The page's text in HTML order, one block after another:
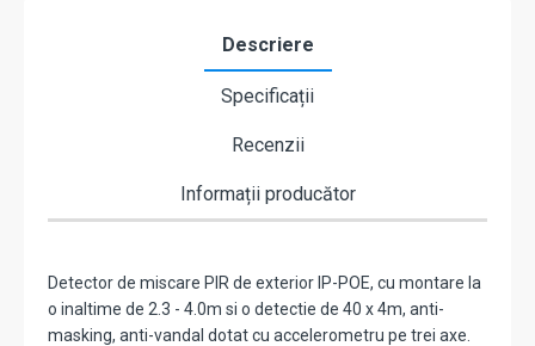
Descriere
Specificații
Recenzii
Informații producător
Detector de miscare PIR de exterior IP-POE, cu montare la
o inaltime de 2.3 - 4.0m si o detectie de 40 x 4m, anti-
masking, anti-vandal dotat cu accelerometru pe trei axe.